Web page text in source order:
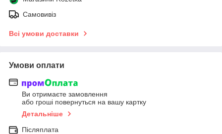
Самовивіз
Всі умови доставки
Умови оплати
Ви отримаєте замовлення
або гроші повернуться на вашу картку
Детальніше
Післяплата